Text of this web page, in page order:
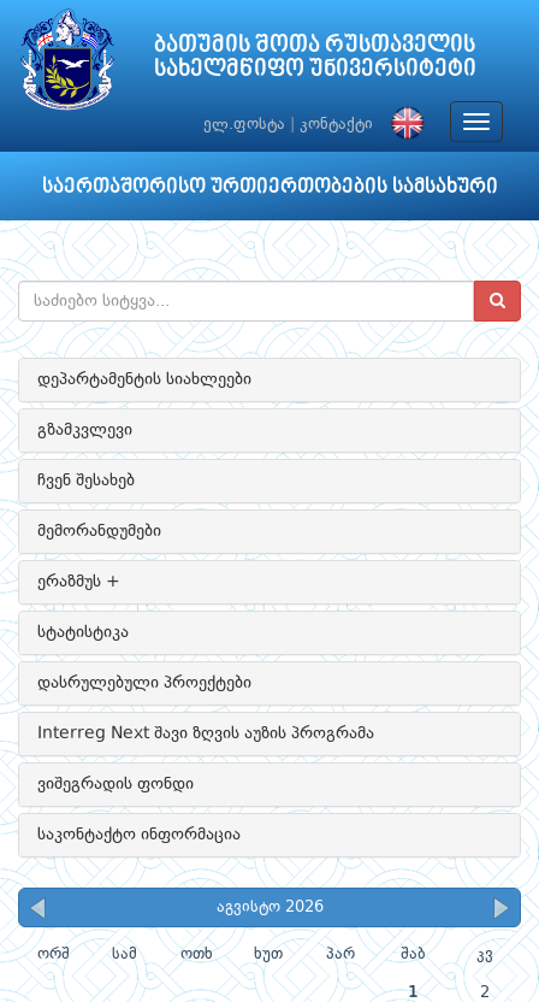
ბათუმის შოთა რუსთაველის
სახელმწიფო უნივერსიტეტი
ელ.ფოსტა კონტაქტი
Toggle
საერთაშორისო ურთიერთობების სამსახური
დეპარტამენტის სიახლეები
გზამკვლევი
ჩვენ შესახებ
მემორანდუმები
ერაზმუს +
სტატისტიკა
დასრულებული პროექტები
Interreg Next შავი ზღვის აუზის პროგრამა
ვიშეგრადის ფონდი
საკონტაქტო ინფორმაცია
აგვისტო 2026
ორშ სამ ოთხ ხუთ პარ შაბ კვ
1 2